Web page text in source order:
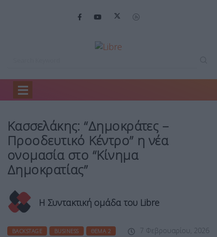
Home
Κασσελάκης: “Δημοκράτες –
Προοδευτικό Κέντρο” η νέα
ονομασία στο “Κίνημα
Δημοκρατίας”
Η Συντακτική ομάδα του Libre
BACKSTAGE BUSINESS ΘΈΜΑ 2 7 Φεβρουαρίου, 2026